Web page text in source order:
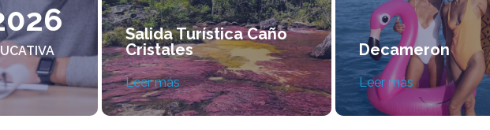
Salida Turística Caño
Cristales
Leer más
Decameron
Leer más